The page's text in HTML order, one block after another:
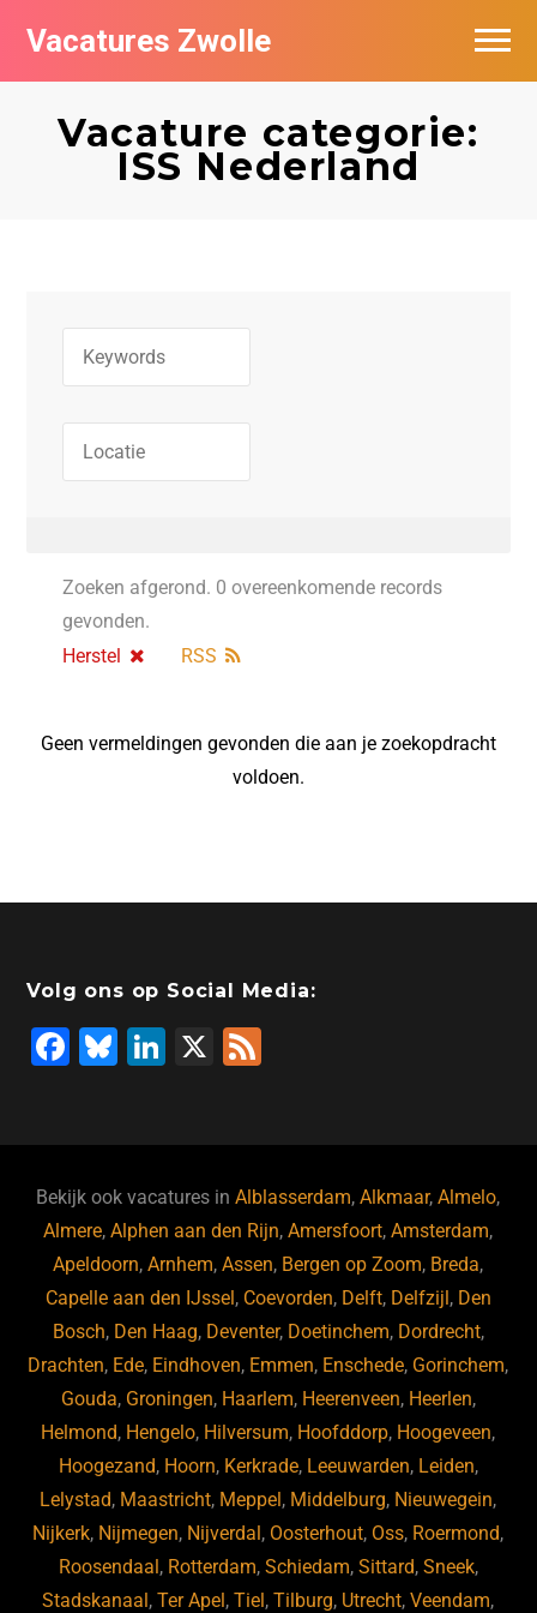
Vacatures Zwolle
Vacature categorie:
ISS Nederland
Zoeken afgerond. 0 overeenkomende records
gevonden.
Herstel
RSS
Geen vermeldingen gevonden die aan je zoekopdracht
voldoen.
Volg ons op Social Media:
F
b
o
o
k
Bl
ky
Li
dI
n
X
Bekijk ook vacatures inAlblasserdam,Alkmaar,Almelo,
Almere,Alphen aan den Rijn,Amersfoort,Amsterdam,
Apeldoorn,Arnhem,Assen, Bergen op Zoom, Breda,
Capelle aan den IJssel , Coevorden, Delft, Delfzijl , Den
Bosch, Den Haag, Deventer, Doetinchem, Dordrecht,
Drachten, Ede, Eindhoven, Emmen, Enschede, Gorinchem,
Gouda, Groningen, Haarlem, Heerenveen, Heerlen,
Helmond, Hengelo, Hilversum, Hoofddorp, Hoogeveen,
Hoogezand, Hoorn, Kerkrade, Leeuwarden, Leiden,
Lelystad, Maastricht, Meppel , Middelburg, Nieuwegein,
Nijkerk, Nijmegen, Nijverdal , Oosterhout, Oss, Roermond,
Roosendaal , Rotterdam, Schiedam, Sittard, Sneek,
Stadskanaal ,Ter Apel ,Tiel ,Tilburg, Utrecht,Veendam,
Vacatures per bedrijf
De populairste vacatures in Zwolle